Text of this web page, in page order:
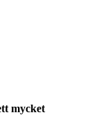
mycket